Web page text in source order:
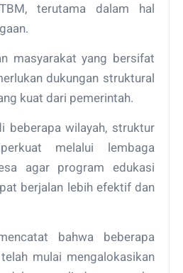
terutama dalam hal
masyarakat yang bersifat
dukungan struktural
kuat dari pemerintah.
beberapa wilayah, struktur
melalui lembaga
agar program edukasi
berjalan lebih efektif dan
bahwa beberapa
mulai mengalokasikan